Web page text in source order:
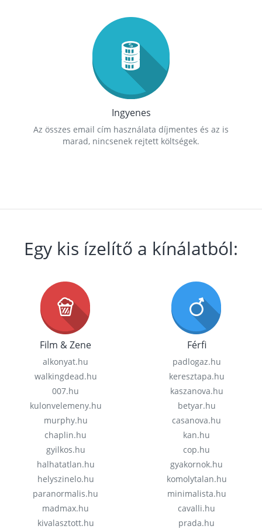
Ingyenes
Az összes email cím használata díjmentes és az is
marad, nincsenek rejtett költségek.
Egy kis ízelítő a kínálatból:
Film & Zene
alkonyat.hu
walkingdead.hu
007.hu
kulonvelemeny.hu
murphy.hu
chaplin.hu
gyilkos.hu
halhatatlan.hu
helyszinelo.hu
paranormalis.hu
madmax.hu
kivalasztott.hu
Férfi
padlogaz.hu
keresztapa.hu
kaszanova.hu
betyar.hu
casanova.hu
kan.hu
cop.hu
gyakornok.hu
komolytalan.hu
minimalista.hu
cavalli.hu
prada.hu